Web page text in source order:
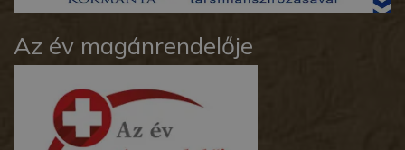
Az év magánrendelője